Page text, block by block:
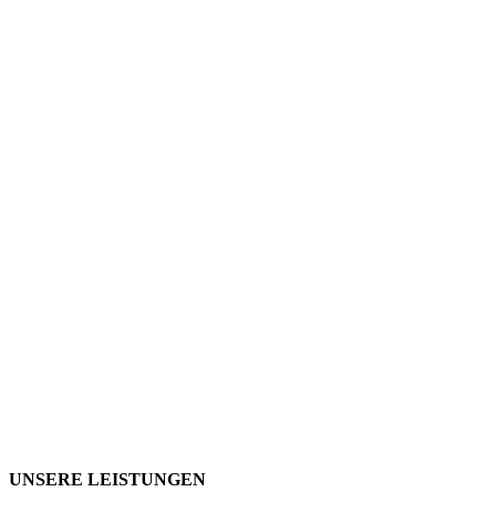
UNSERE LEISTUNGEN